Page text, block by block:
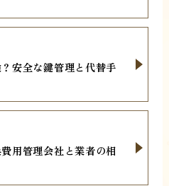
安全な鍵管理と代替手
用管理会社と業者の相